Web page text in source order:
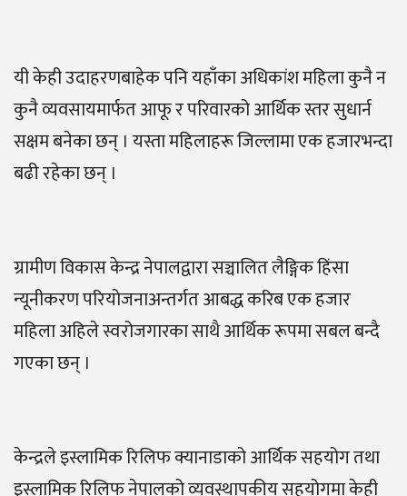
यी केही उदाहरणबाहेक पनि यहाँका अधिकांश महिला कुनै न
कुनै व्यवसायमार्फत आफू र परिवारको आर्थिक स्तर सुधार्न
सक्षम बनेका छन् । यस्ता महिलाहरू जिल्लामा एक हजारभन्दा
बढी रहेका छन् ।
ग्रामीण विकास केन्द्र नेपालद्वारा सञ्चालित लैङ्गिक हिंसा
न्यूनीकरण परियोजनाअन्तर्गत आबद्ध करिब एक हजार
महिला अहिले स्वरोजगारका साथै आर्थिक रूपमा सबल बन्दै
गएका छन् ।
केन्द्रले इस्लामिक रिलिफ क्यानाडाको आर्थिक सहयोग तथा
इस्लामिक रिलिफ नेपालको व्यवस्थापकीय सहयोगमा केही